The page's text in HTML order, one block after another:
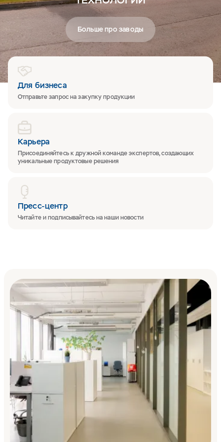
Больше про заводы
Для бизнеса
Отправьте запрос на закупку продукции
Карьера
Присоединяйтесь к дружной команде экспертов, создающих
уникальные продуктовые решения
Пресс-центр
Читайте и подписывайтесь на наши новости